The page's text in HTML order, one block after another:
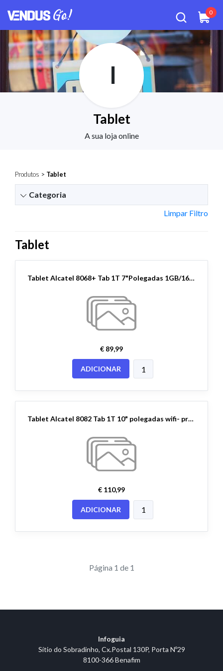
0
I
Tablet
A sua loja online
Produtos > Tablet
Categoria
Limpar Filtro
Tablet
Tablet Alcatel 8068+ Tab 1T 7"Polegadas 1GB/16GB 5MP/2MP - Wifi - Preto
€ 89,99
ADICIONAR
Tablet Alcatel 8082 Tab 1T 10" polegadas wifi- preto 16gb/1gb 5mp/5mp
€ 110,99
ADICIONAR
Página 1 de 1
Infoguia
Sítio do Sobradinho, Cx.Postal 130P, Porta Nº29
8100-366 Benafim